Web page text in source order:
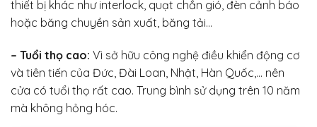
thiết bị khác như interlock, quạt chắn gió, đèn cảnh báo
hoặc băng chuyền sản xuất, băng tải…
– Tuổi thọ cao: Vì sở hữu công nghệ điều khiển động cơ
và tiên tiến của Đức, Đài Loan, Nhật, Hàn Quốc,… nên
cửa có tuổi thọ rất cao. Trung bình sử dụng trên 10 năm
mà không hỏng hóc.